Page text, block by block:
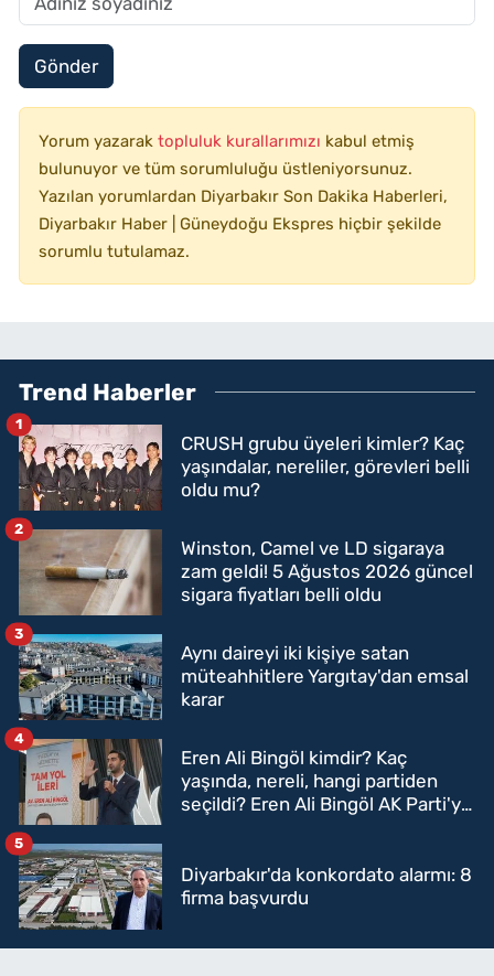
Gönder
Yorum yazarak topluluk kurallarımızı kabul etmiş
bulunuyor ve tüm sorumluluğu üstleniyorsunuz.
Yazılan yorumlardan Diyarbakır Son Dakika Haberleri,
Diyarbakır Haber | Güneydoğu Ekspres hiçbir şekilde
sorumlu tutulamaz.
Trend Haberler
CRUSH grubu üyeleri kimler? Kaç
yaşındalar, nereliler, görevleri belli
oldu mu?
1
Winston, Camel ve LD sigaraya
zam geldi! 5 Ağustos 2026 güncel
sigara fiyatları belli oldu
2
Aynı daireyi iki kişiye satan
müteahhitlere Yargıtay'dan emsal
karar
3
Eren Ali Bingöl kimdir? Kaç
yaşında, nereli, hangi partiden
seçildi? Eren Ali Bingöl AK Parti'ye
4
Diyarbakır'da konkordato alarmı: 8
firma başvurdu
5